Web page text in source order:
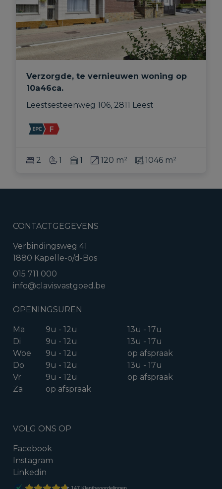
Verzorgde, te vernieuwen woning op
10a46ca.
Leestsesteenweg 106, 2811 Leest
2 1 1 120 m² 1046 m²
CONTACTGEGEVENS
Verbindingsweg 41
1880 Kapelle-o/d-Bos
015 711 000
info@clavisvastgoed.be
OPENINGSUREN
Ma 9u - 12u
13u - 17u
Di
9u - 12u
13u - 17u
Woe
9u - 12u
op afspraak
Do
9u - 12u
13u - 17u
Vr
9u - 12u
op afspraak
Za
op afspraak
VOLG ONS OP
Facebook
Instagram
Linkedin